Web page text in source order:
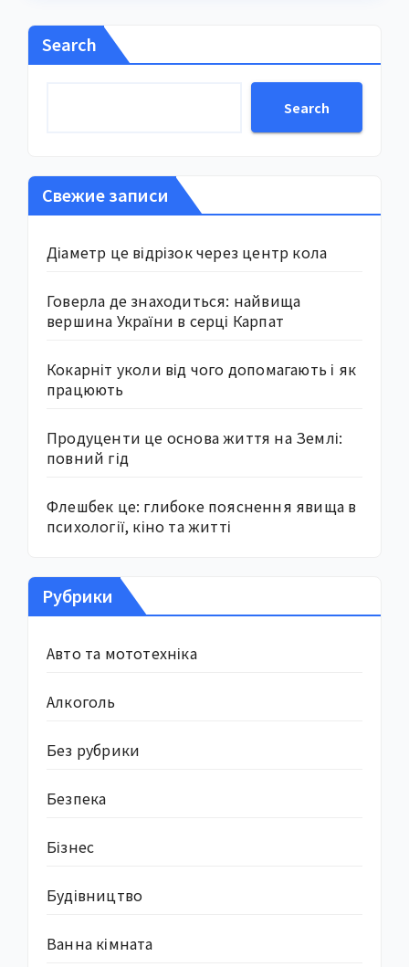
Search
Search
Свежие записи
Діаметр це відрізок через центр кола
Говерла де знаходиться: найвища
вершина України в серці Карпат
Кокарніт уколи від чого допомагають і як
працюють
Продуценти це основа життя на Землі:
повний гід
Флешбек це: глибоке пояснення явища в
психології, кіно та житті
Рубрики
Авто та мототехніка
Алкоголь
Без рубрики
Безпека
Бізнес
Будівництво
Ванна кімната